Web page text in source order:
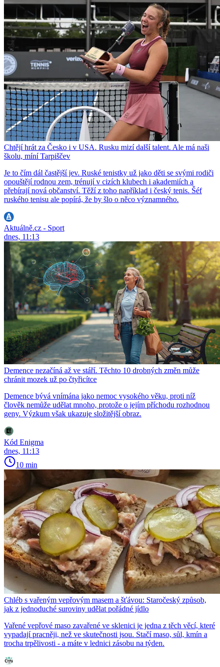
Chtějí hrát za Česko i v USA. Rusku mizí další talent. Ale má naši
školu, míní Tarpiščev
Je to čím dál častější jev. Ruské tenistky už jako děti se svými rodiči
opouštějí rodnou zem, trénují v cizích klubech i akademiích a
přebírají nová občanství. Těží z toho například i český tenis. Šéf
ruského tenisu ale popírá, že by šlo o něco významného.
Aktuálně.cz - Sport
dnes, 11:13
Demence nezačíná až ve stáří. Těchto 10 drobných změn může
chránit mozek už po čtyřicítce
Demence bývá vnímána jako nemoc vysokého věku, proti níž
člověk nemůže udělat mnoho, protože o jejím příchodu rozhodnou
geny. Výzkum však ukazuje složitější obraz.
Kód Enigma
dnes, 11:13
10 min
Chléb s vařeným vepřovým masem a šťávou: Staročeský způsob,
jak z jednoduché suroviny udělat pořádné jídlo
Vařené vepřové maso zavařené ve sklenici je jedna z těch věcí, které
vypadají pracněji, než ve skutečnosti jsou. Stačí maso, sůl, kmín a
trocha trpělivosti - a máte v lednici zásobu na týden.